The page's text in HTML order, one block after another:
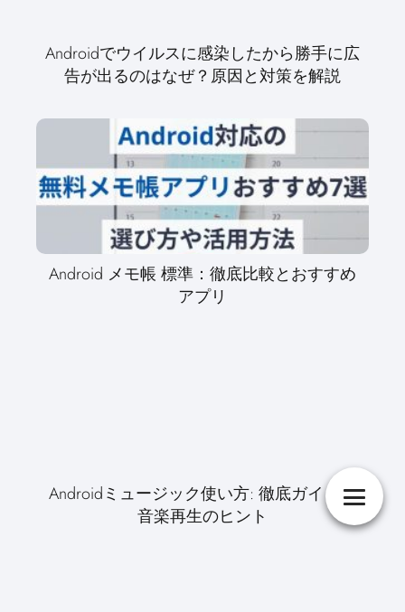
Androidでウイルスに感染したから勝手に広
告が出るのはなぜ？原因と対策を解説
Android メモ帳 標準：徹底比較とおすすめ
アプリ
Androidミュージック使い方: 徹底ガイド＆
音楽再生のヒント